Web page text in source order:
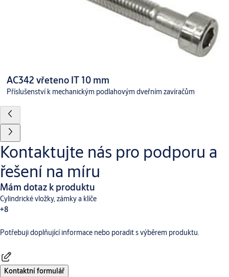
AC342 vřeteno IT 10 mm
Příslušenství k mechanickým podlahovým dveřním zavíračům
Kontaktujte nás pro podporu a
řešení na míru
Mám dotaz k produktu
Cylindrické vložky, zámky a klíče
+8
Dveřní vybaveníAperio Digitální a přístupové systémy
Potřebuji doplňující informace nebo poradit s výběrem produktu.
Kontaktní formulář